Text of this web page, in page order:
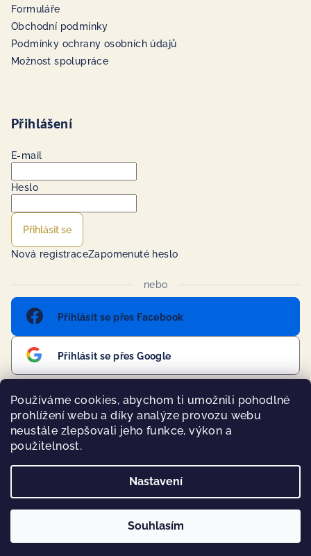
Používáme cookies, abychom ti umožnili pohodlné
prohlížení webu a díky analýze provozu webu
neustále zlepšovali jeho funkce, výkon a
použitelnost.
Nastavení
Souhlasím
Formuláře
Obchodní podmínky
Podmínky ochrany osobních údajů
Možnost spolupráce
Přihlášení
E-mail
Heslo
Přihlásit se
Nová registraceZapomenuté heslo
nebo
Přihlásit se přes Facebook
Přihlásit se přes Google
Přijímáme online platby
Vytvořil Shoptet